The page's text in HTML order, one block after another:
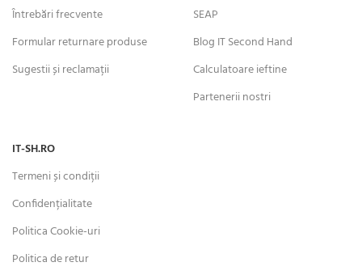
Întrebări frecvente
Formular returnare produse
Sugestii și reclamații
SEAP
Blog IT Second Hand
Calculatoare ieftine
Partenerii nostri
IT-SH.RO
Termeni și condiții
Confidențialitate
Politica Cookie-uri
Politica de retur